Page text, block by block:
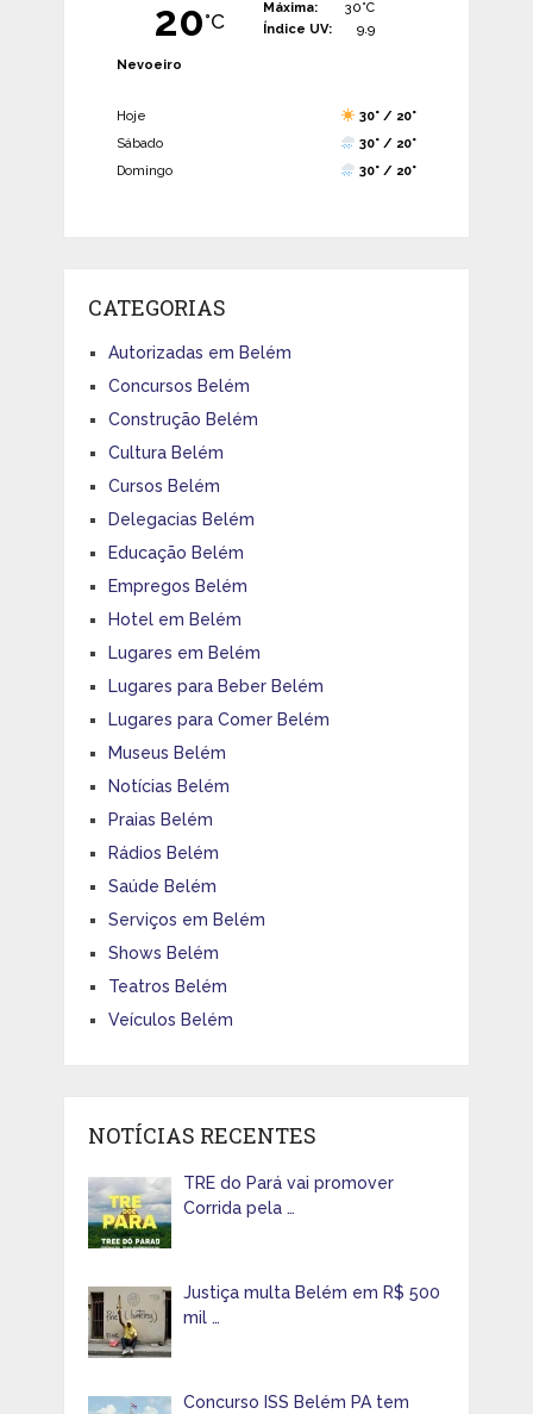
20°C
Máxima:
30°C
Índice UV:
9.9
Nevoeiro
Hoje
30° / 20°
Sábado
30° / 20°
Domingo
30° / 20°
CATEGORIAS
Autorizadas em Belém
Concursos Belém
Construção Belém
Cultura Belém
Cursos Belém
Delegacias Belém
Educação Belém
Empregos Belém
Hotel em Belém
Lugares em Belém
Lugares para Beber Belém
Lugares para Comer Belém
Museus Belém
Notícias Belém
Praias Belém
Rádios Belém
Saúde Belém
Serviços em Belém
Shows Belém
Teatros Belém
Veículos Belém
NOTÍCIAS RECENTES
TRE do Pará vai promover
Corrida pela …
Justiça multa Belém em R$ 500
mil …
Concurso ISS Belém PA tem